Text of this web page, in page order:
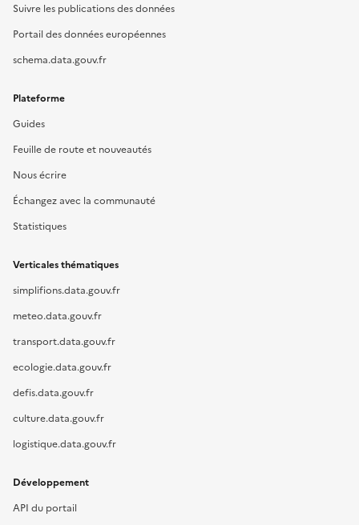
Suivre les publications des données
Portail des données européennes
schema.data.gouv.fr
Plateforme
Guides
Feuille de route et nouveautés
Nous écrire
Échangez avec la communauté
Statistiques
Verticales thématiques
simplifions.data.gouv.fr
meteo.data.gouv.fr
transport.data.gouv.fr
ecologie.data.gouv.fr
defis.data.gouv.fr
culture.data.gouv.fr
logistique.data.gouv.fr
Développement
API du portail